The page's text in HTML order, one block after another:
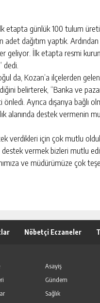
etapta günlük 100 tulum
dağıtım yaptık.
geliyor. İlk etapta resmi
da, Kozan’a ilçelerden
belirterek, “Banka ve
Ayrıca dışarıya bağlı
alanında destek vermenin
verdikleri için çok mutlu
vermek bizleri mutlu
ve müdürümüze çok
Nöbetçi Eczaneler
Asayiş
Gündem
Sağlık